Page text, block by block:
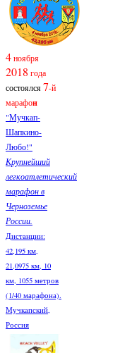
4ноября
2018 года
состоялся7-й
марафон
"Мучкап-
Шапкино-
Любо!"
Крупнейший
легкоатлетический
марафон в
Черноземье
России.
Дистанции:
42,195 км,
21,0975 км, 10
км, 1055 метров
(1/40 марафона).
Мучкапский,
Россия